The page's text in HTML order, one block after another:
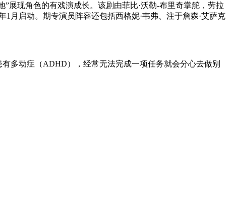
”展现角色的有戏演成长。该剧由菲比·沃勒-布里奇掌舵，劳拉
1月启动。期专演员阵容还包括西格妮·韦弗、注于詹森·艾萨克
多动症（ADHD），经常无法完成一项任务就会分心去做别